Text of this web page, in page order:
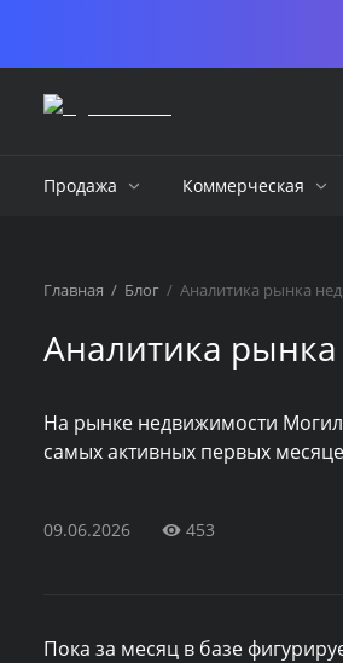
Продажа Коммерческая
Главная / Блог / Аналитика рынка
Аналитика
На рынке недвижимости
самых активных первых
09.06.2026 453
Пока за месяц в базе